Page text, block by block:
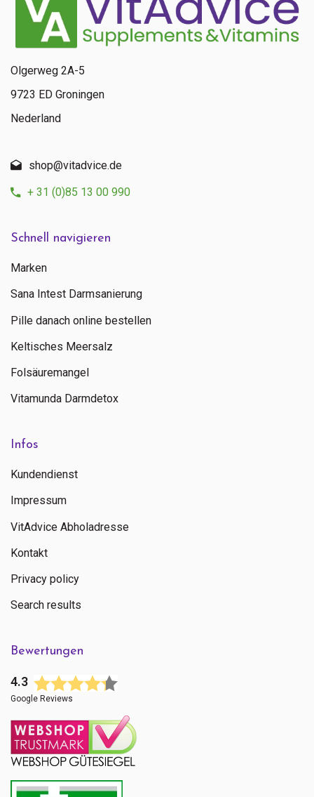
Schnell navigieren
Marken
Sana Intest Darmsanierung
Pille danach online bestellen
Keltisches Meersalz
Folsäuremangel
Vitamunda Darmdetox
Infos
Kundendienst
Impressum
VitAdvice Abholadresse
Kontakt
Privacy policy
Search results
Bewertungen
4.3
Google Reviews
Olgerweg 2A-5
9723 ED Groningen
Nederland
shop@vitadvice.de
+ 31 (0)85 13 00 990